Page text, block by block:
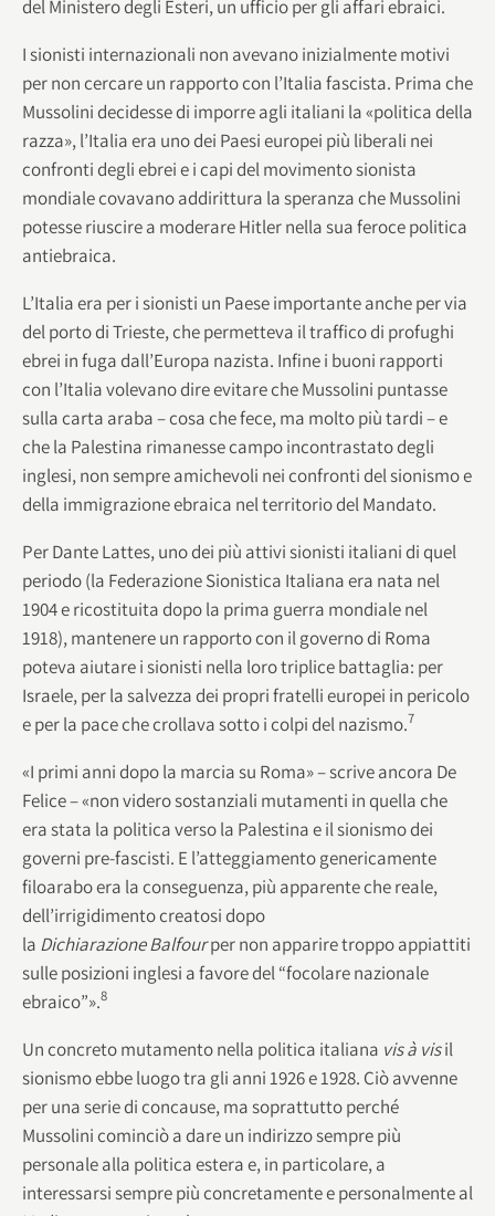
del Ministero degli Esteri, un ufficio per gli affari ebraici.
I sionisti internazionali non avevano inizialmente motivi
per non cercare un rapporto con l’Italia fascista. Prima che
Mussolini decidesse di imporre agli italiani la «politica della
razza», l’Italia era uno dei Paesi europei più liberali nei
confronti degli ebrei e i capi del movimento sionista
mondiale covavano addirittura la speranza che Mussolini
potesse riuscire a moderare Hitler nella sua feroce politica
antiebraica.
L’Italia era per i sionisti un Paese importante anche per via
del porto di Trieste, che permetteva il traffico di profughi
ebrei in fuga dall’Europa nazista. Infine i buoni rapporti
con l’Italia volevano dire evitare che Mussolini puntasse
sulla carta araba – cosa che fece, ma molto più tardi – e
che la Palestina rimanesse campo incontrastato degli
inglesi, non sempre amichevoli nei confronti del sionismo e
della immigrazione ebraica nel territorio del Mandato.
Per Dante Lattes, uno dei più attivi sionisti italiani di quel
periodo (la Federazione Sionistica Italiana era nata nel
1904 e ricostituita dopo la prima guerra mondiale nel
1918), mantenere un rapporto con il governo di Roma
poteva aiutare i sionisti nella loro triplice battaglia: per
Israele, per la salvezza dei propri fratelli europei in pericolo
e per la pace che crollava sotto i colpi del nazismo.7
«I primi anni dopo la marcia su Roma» – scrive ancora De
Felice – «non videro sostanziali mutamenti in quella che
era stata la politica verso la Palestina e il sionismo dei
governi pre-fascisti. E l’atteggiamento genericamente
filoarabo era la conseguenza, più apparente che reale,
dell’irrigidimento creatosi dopo
la Dichiarazione Balfourper non apparire troppo appiattiti
sulle posizioni inglesi a favore del “focolare nazionale
ebraico”».8
Un concreto mutamento nella politica italiana vis à visil
sionismo ebbe luogo tra gli anni 1926 e 1928. Ciò avvenne
per una serie di concause, ma soprattutto perché
Mussolini cominciò a dare un indirizzo sempre più
personale alla politica estera e, in particolare, a
interessarsi sempre più concretamente e personalmente al